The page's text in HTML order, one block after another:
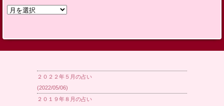
【日
２０２２年５月の占い
(2022/05/06)
２０１９年８月の占い